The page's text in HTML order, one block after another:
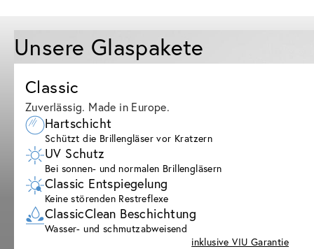
Unsere Glaspakete
Classic
Zuverlässig. Made in Europe.
Hartschicht
Schützt die Brillengläser vor Kratzern
UV Schutz
Bei sonnen- und normalen Brillengläsern
Classic Entspiegelung
Keine störenden Restreflexe
ClassicClean Beschichtung
Wasser- und schmutzabweisend
inklusive VIU Garantie